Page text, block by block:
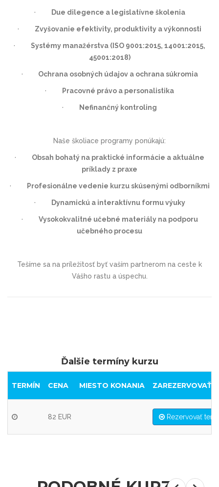
· Due dilegence a legislatívne školenia
· Zvyšovanie efektivity, produktivity a výkonnosti
·
Systémy manažérstva (ISO 9001:2015, 14001:2015,
45001:2018)
· Ochrana osobných údajov a ochrana súkromia
· Pracovné právo a personalistika
· Nefinančný kontroling
Naše školiace programy ponúkajú:
· Obsah bohatý na praktické informácie a aktuálne
príklady z praxe
· Profesionálne vedenie kurzu skúsenými odborníkmi
· Dynamickú a interaktívnu formu výuky
· Vysokokvalitné učebné materiály na podporu
učebného procesu
Tešíme sa na príležitosť byť vaším partnerom na ceste k
Vášho rastu a úspechu.
Ďalšie termíny kurzu
TERMÍN CENA MIESTO KONANIA ZAREZERVOVAŤ
82 EUR Rezervovať